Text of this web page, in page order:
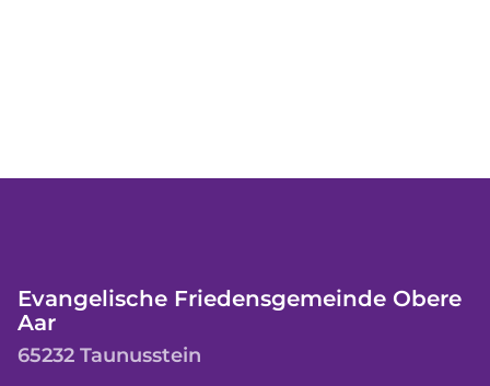
Evangelische Friedensgemeinde Obere
Aar
65232 Taunusstein